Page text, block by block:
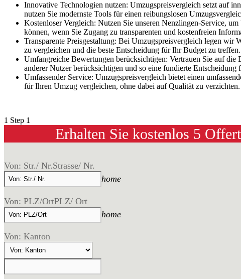
Innovative Technologien nutzen: Umzugspreisvergleich setzt auf
nutzen Sie modernste Tools für einen reibungslosen
Kostenloser Vergleich: Nutzen Sie unseren Nenzlingen-Service,
können, wenn Sie Zugang zu transparenten und kostenfreien
Transparente Preisgestaltung: Bei Umzugspreisvergleich legen wir
zu vergleichen und die beste Entscheidung für Ihr Budget zu treffen.
Umfangreiche Bewertungen berücksichtigen: Vertrauen Sie auf
anderer Nutzer berücksichtigen und so eine fundierte
Umfassender Service: Umzugspreisvergleich bietet einen
für Ihren Umzug vergleichen, ohne dabei auf Qualität zu verzichten.
1 Step 1
Erhalten Sie kostenlos 5
Von: Str./ Nr.Strasse/ Nr.
home
Von: PLZ/OrtPLZ/ Ort
home
Von: Kanton